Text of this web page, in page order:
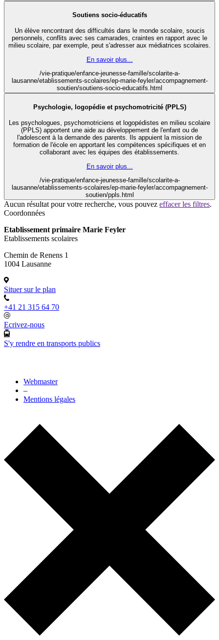
Soutiens socio-éducatifs
Un élève rencontrant des difficultés dans le monde scolaire, soucis
personnels, conflits avec ses camarades, craintes en rapport avec le
milieu scolaire, par exemple, peut s'adresser aux médiatrices scolaires.
En savoir plus...
/vie-pratique/enfance-jeunesse-famille/scolarite-a-
lausanne/etablissements-scolaires/ep-marie-feyler/accompagnement-
soutien/soutiens-socio-educatifs.html
Psychologie, logopédie et psychomotricité (PPLS)
Les psychologues, psychomotriciens et logopédistes en milieu scolaire
(PPLS) apportent une aide au développement de l'enfant ou de
l'adolescent à la demande des parents. Ils appuient la mission de
formation de l'école en apportant les compétences spécifiques et en
collaborant avec les équipes des établissements.
En savoir plus...
/vie-pratique/enfance-jeunesse-famille/scolarite-a-
lausanne/etablissements-scolaires/ep-marie-feyler/accompagnement-
soutien/ppls.html
Aucun résultat pour votre recherche, vous pouvez effacer les filtres.
Coordonnées
Etablissement primaire Marie Feyler
Etablissements scolaires
Chemin de Renens 1
1004 Lausanne
Situer sur le plan
+41 21 315 64 70
Ecrivez-nous
S'y rendre en transports publics
Webmaster
–
Mentions légales